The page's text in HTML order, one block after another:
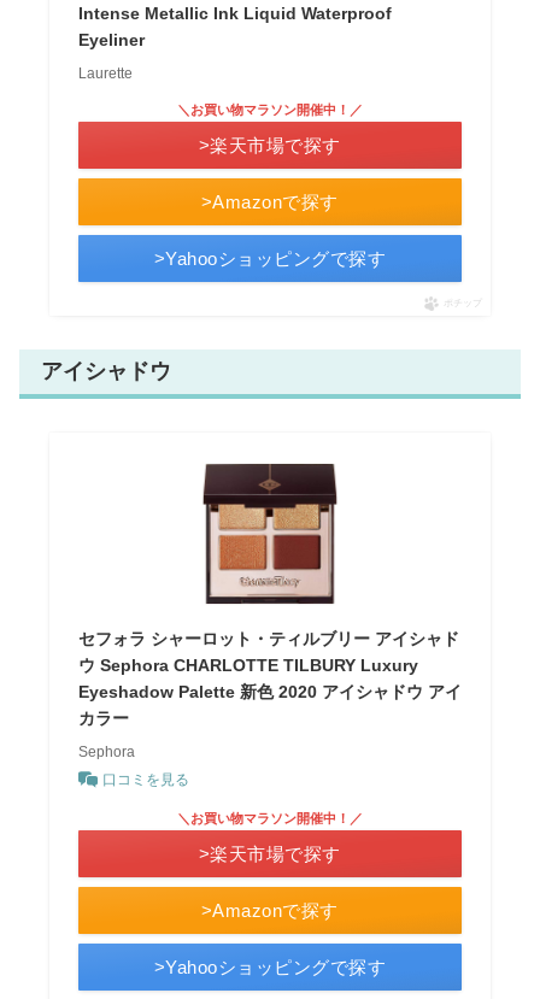
Intense Metallic Ink Liquid Waterproof
Eyeliner
Laurette
>Amazonで探す
＼お買い物マラソン開催中！／
>楽天市場で探す
>Yahooショッピングで探す
ポチップ
アイシャドウ
セフォラ シャーロット・ティルブリー アイシャド
ウ Sephora CHARLOTTE TILBURY Luxury
Eyeshadow Palette 新色 2020 アイシャドウ アイ
カラー
Sephora
口コミを見る
>Amazonで探す
＼お買い物マラソン開催中！／
>楽天市場で探す
>Yahooショッピングで探す